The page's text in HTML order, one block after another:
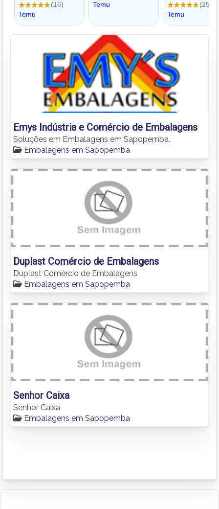
Emys Indústria e Comércio de Embalagens
Soluções em Embalagens em Sapopemba.
Embalagens em Sapopemba
Duplast Comércio de Embalagens
Duplast Comércio de Embalagens
Embalagens em Sapopemba
Senhor Caixa
Senhor Caixa
Embalagens em Sapopemba